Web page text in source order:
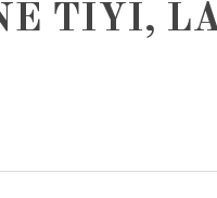
TIYI,